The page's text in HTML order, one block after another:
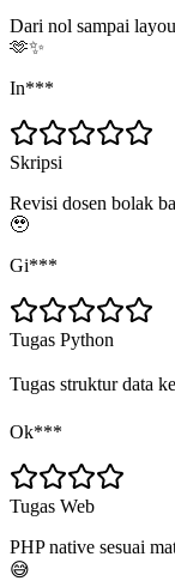
Dari nol sampai
🫶✨
In***
Skripsi
Revisi dosen bolak
🥹
Gi***
Tugas Python
Tugas struktur data
Ok***
Tugas Web
PHP native sesuai
😅